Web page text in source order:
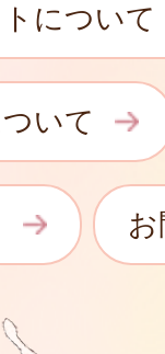
について
いて